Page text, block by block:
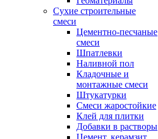
Сухие строительные
смеси
Цементно-песчаные
смеси
Шпатлевки
Наливной пол
Кладочные и
монтажные смеси
Штукатурки
Смеси жаростойкие
Клей для плитки
Добавки в растворы
Цемент, керамзит